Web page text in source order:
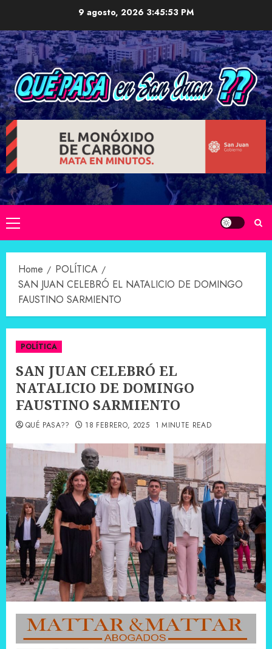
content
9 agosto, 2026 3:45:54 PM
Primary
Menu
Home
POLÍTICA
SAN JUAN CELEBRÓ EL NATALICIO DE DOMINGO
FAUSTINO SARMIENTO
POLÍTICA
SAN JUAN CELEBRÓ EL
NATALICIO DE DOMINGO
FAUSTINO SARMIENTO
QUÉ PASA?? 18 FEBRERO, 2025 1 MINUTE READ